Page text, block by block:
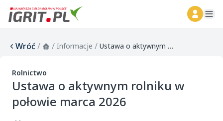
Wróć/ / Informacje / Ustawa o aktywnym rolniku w połowie marca 2026
Rolnictwo
Ustawa o aktywnym rolniku w
połowie marca 2026